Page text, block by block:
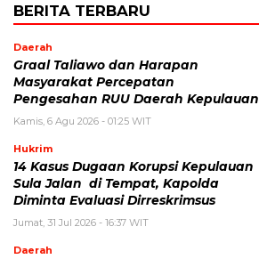
BERITA TERBARU
Daerah
Graal Taliawo dan Harapan
Masyarakat Percepatan
Pengesahan RUU Daerah Kepulauan
Kamis, 6 Agu 2026 - 01:25 WIT
Hukrim
14 Kasus Dugaan Korupsi Kepulauan
Sula Jalan di Tempat, Kapolda
Diminta Evaluasi Dirreskrimsus
Jumat, 31 Jul 2026 - 16:37 WIT
Daerah